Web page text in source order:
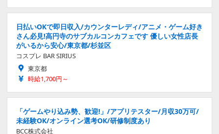
日払いOKで即日収入/カウンターレディ/アニメ・ゲーム好き
さん必見!高円寺のサブカルコンカフェです 優しい女性店長
がいるから安心/東京都/杉並区
コスプレ BAR SIRIUS
東京都
時給1,700円～
「ゲームやり込み勢、歓迎!」/アプリテスター/月収30万可/
未経験OK/オンライン選考OK/研修制度あり
BCC株式会社